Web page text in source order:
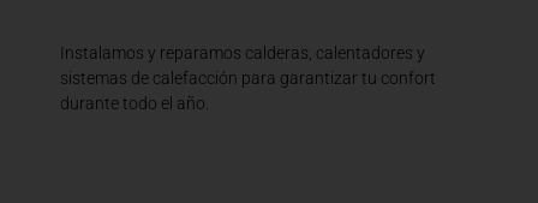
Instalamos y reparamos calderas, calentadores y
sistemas de calefacción para garantizar tu confort
durante todo el año.